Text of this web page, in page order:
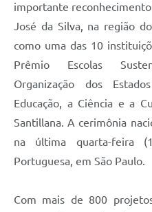
importante
José da Silva, na região
como uma das 10
Prêmio Escolas
Organização dos
Educação, a Ciência e a
Santillana. A cerimônia
na última quarta-feira
Portuguesa, em São Paulo.
Com mais de 800